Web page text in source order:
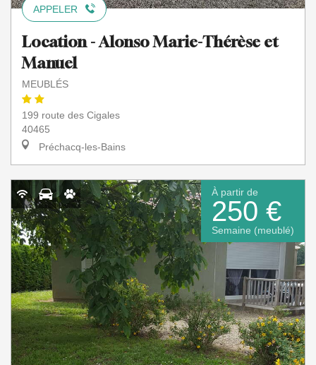
APPELER
Location - Alonso Marie-Thérèse et
Manuel
MEUBLÉS
199 route des Cigales
40465
Préchacq-les-Bains
À partir de
250 €
Semaine (meublé)